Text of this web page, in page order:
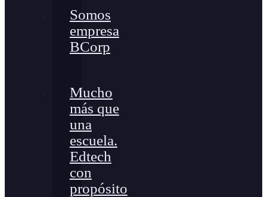
Somos
empresa
BCorp
Mucho
más que
una
escuela.
Edtech
con
propósito